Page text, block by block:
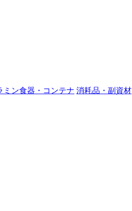
ミン食器・コンテナ 消耗品・副資材